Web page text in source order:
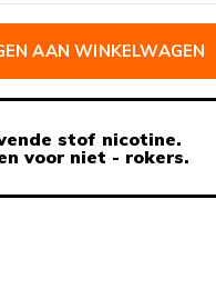
AAN WINKELWAGEN
stof nicotine.
voor niet - rokers.